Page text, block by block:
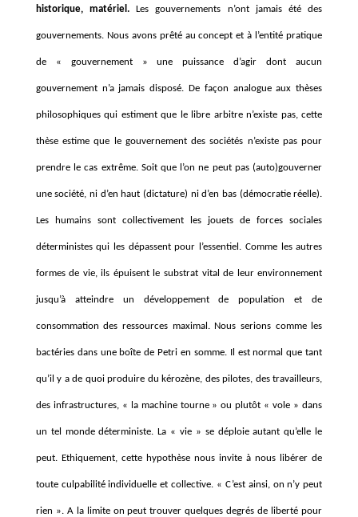
historique, matériel. Les gouvernements n’ont jamais été des
gouvernements. Nous avons prêté au concept et à l’entité pratique
de « gouvernement » une puissance d’agir dont aucun
gouvernement n’a jamais disposé. De façon analogue aux thèses
philosophiques qui estiment que le libre arbitre n’existe pas, cette
thèse estime que le gouvernement des sociétés n’existe pas pour
prendre le cas extrême. Soit que l’on ne peut pas (auto)gouverner
une société, ni d’en haut (dictature) ni d’en bas (démocratie réelle).
Les humains sont collectivement les jouets de forces sociales
déterministes qui les dépassent pour l’essentiel. Comme les autres
formes de vie, ils épuisent le substrat vital de leur environnement
jusqu’à atteindre un développement de population et de
consommation des ressources maximal. Nous serions comme les
bactéries dans une boîte de Petri en somme. Il est normal que tant
qu’il y a de quoi produire du kérozène, des pilotes, des travailleurs,
des infrastructures, « la machine tourne » ou plutôt « vole » dans
un tel monde déterministe. La « vie » se déploie autant qu’elle le
peut. Ethiquement, cette hypothèse nous invite à nous libérer de
toute culpabilité individuelle et collective. « C’est ainsi, on n’y peut
rien ». A la limite on peut trouver quelques degrés de liberté pour